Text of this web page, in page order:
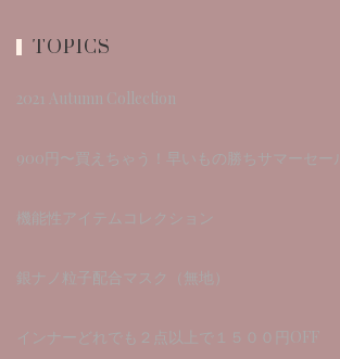
TOPICS
2021 Autumn Collection
900円〜買えちゃう！早いもの勝ちサマーセール
機能性アイテムコレクション
銀ナノ粒子配合マスク（無地）
インナーどれでも２点以上で１５００円OFF